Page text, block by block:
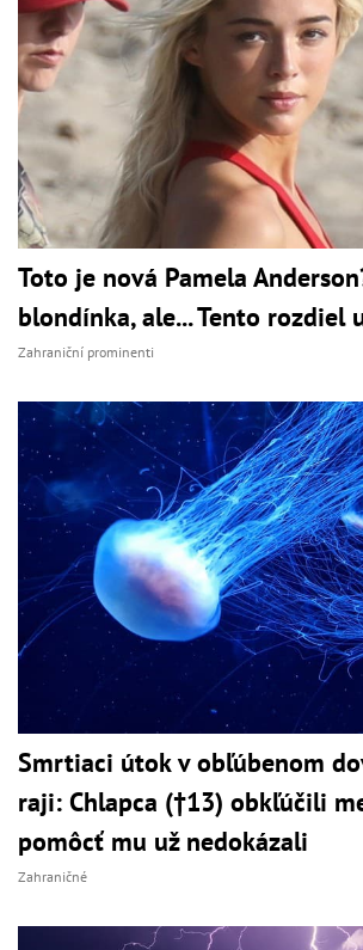
Toto je nová Pamela
blondínka, ale... Tento rozdiel
Zahraniční prominenti
Smrtiaci útok v obľúbenom
raji: Chlapca (†13) obkľúčili
pomôcť mu už nedokázali
Zahraničné